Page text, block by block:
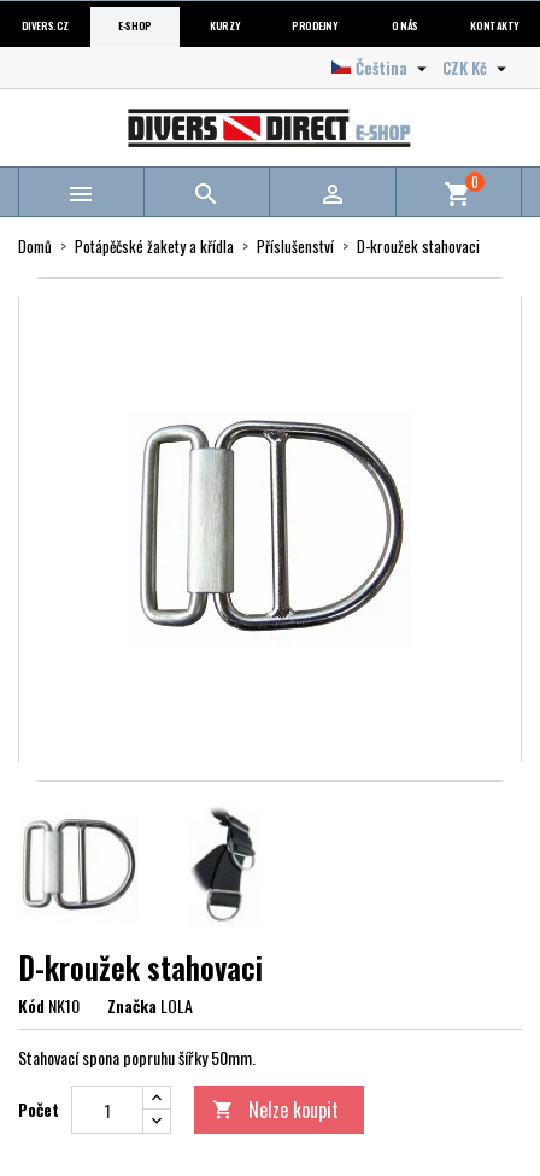
DIVERS.CZ E-SHOP KURZY PRODEJNY O NÁS KONTAKTY
CZK Kč 
Čeština 
   shopping_cart0
Domů Potápěčské žakety a křídla Příslušenství D-kroužek stahovaci
D-kroužek stahovaci
KódNK10 ZnačkaLOLA
Stahovací spona popruhu šířky 50mm.
Počet  Nelze koupit